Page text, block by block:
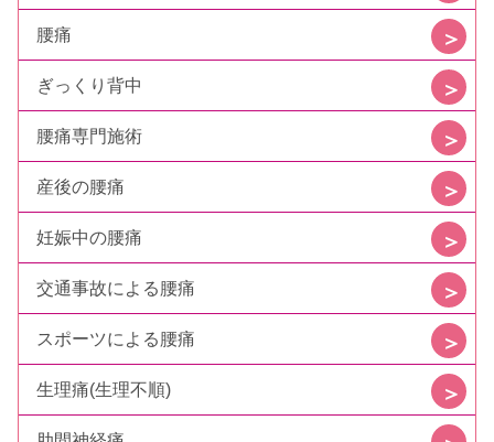
腰痛
ぎっくり背中
腰痛専門施術
産後の腰痛
妊娠中の腰痛
交通事故による腰痛
スポーツによる腰痛
生理痛(生理不順)